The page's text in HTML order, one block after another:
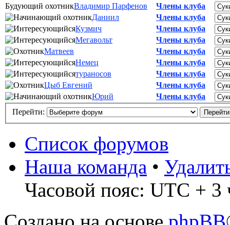
Будующий охотникВладимир Парфенов
Члены клуба
Даниил
Члены клуба
Кузмич
Члены клуба
Мегавольт
Члены клуба
Матвеев
Члены клуба
Немец
Члены клуба
тураносов
Члены клуба
Цыб Евгений
Члены клуба
Юрий
Члены клуба
Перейти:
Список форумов
Наша команда •
Часовой пояс: UTC + 3